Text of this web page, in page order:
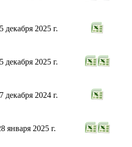
декабря 2025 г.
декабря 2025 г.
декабря 2024 г.
января 2025 г.